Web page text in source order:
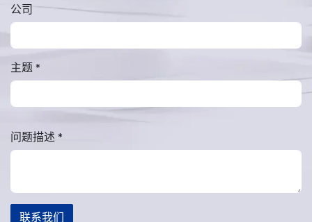
公司
主题 *
问题描述 *
联系我们